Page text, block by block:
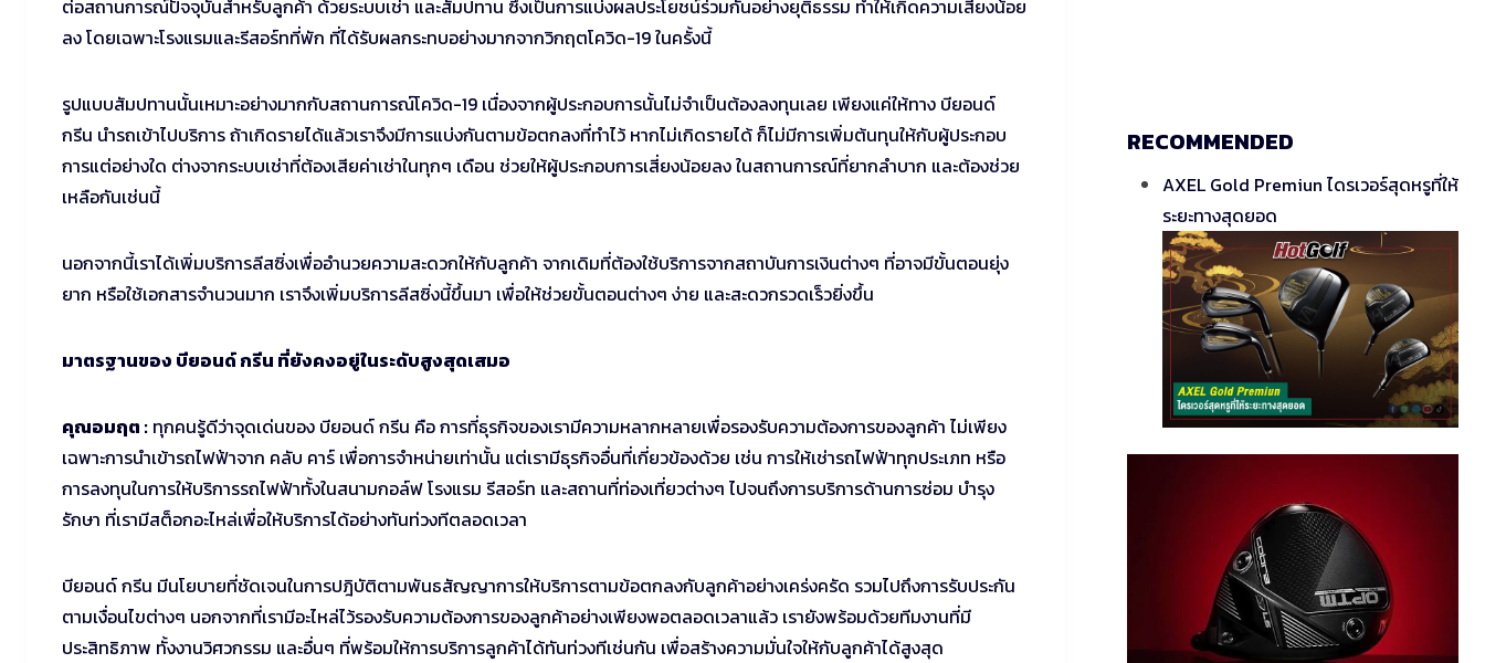
ต่อสถานการณ์ปัจจุบันสำหรับลูกค้า ด้วยระบบเช่า และสัมปทาน ซึ่งเป็นการแบ่งผลประโยชน์ร่วมกันอย่างยุติธรรม ทำให้เกิดความเสี่ยงน้อย
ลง โดยเฉพาะโรงแรมและรีสอร์ทที่พัก ที่ได้รับผลกระทบอย่างมากจากวิกฤตโควิด-19 ในครั้งนี้
รูปแบบสัมปทานนั้นเหมาะอย่างมากกับสถานการณ์โควิด-19 เนื่องจากผู้ประกอบการนั้นไม่จำเป็นต้องลงทุนเลย เพียงแค่ให้ทาง บียอนด์
กรีน นำรถเข้าไปบริการ ถ้าเกิดรายได้แล้วเราจึงมีการแบ่งกันตามข้อตกลงที่ทำไว้ หากไม่เกิดรายได้ ก็ไม่มีการเพิ่มต้นทุนให้กับผู้ประกอบ
การแต่อย่างใด ต่างจากระบบเช่าที่ต้องเสียค่าเช่าในทุกๆ เดือน ช่วยให้ผู้ประกอบการเสี่ยงน้อยลง ในสถานการณ์ที่ยากลำบาก และต้องช่วย
เหลือกันเช่นนี้
นอกจากนี้เราได้เพิ่มบริการลีสซิ่งเพื่ออำนวยความสะดวกให้กับลูกค้า จากเดิมที่ต้องใช้บริการจากสถาบันการเงินต่างๆ ที่อาจมีขั้นตอนยุ่ง
ยาก หรือใช้เอกสารจำนวนมาก เราจึงเพิ่มบริการลีสซิ่งนี้ขึ้นมา เพื่อให้ช่วยขั้นตอนต่างๆ ง่าย และสะดวกรวดเร็วยิ่งขึ้น
มาตรฐานของ บียอนด์ กรีน ที่ยังคงอยู่ในระดับสูงสุดเสมอ
คุณอมฤต : ทุกคนรู้ดีว่าจุดเด่นของ บียอนด์ กรีน คือ การที่ธุรกิจของเรามีความหลากหลายเพื่อรองรับความต้องการของลูกค้า ไม่เพียง
เฉพาะการนำเข้ารถไฟฟ้าจาก คลับ คาร์ เพื่อการจำหน่ายเท่านั้น แต่เรามีธุรกิจอื่นที่เกี่ยวข้องด้วย เช่น การให้เช่ารถไฟฟ้าทุกประเภท หรือ
การลงทุนในการให้บริการรถไฟฟ้าทั้งในสนามกอล์ฟ โรงแรม รีสอร์ท และสถานที่ท่องเที่ยวต่างๆ ไปจนถึงการบริการด้านการซ่อม บำรุง
รักษา ที่เรามีสต็อกอะไหล่เพื่อให้บริการได้อย่างทันท่วงทีตลอดเวลา
บียอนด์ กรีน มีนโยบายที่ชัดเจนในการปฎิบัติตามพันธสัญญาการให้บริการตามข้อตกลงกับลูกค้าอย่างเคร่งครัด รวมไปถึงการรับประกัน
ตามเงื่อนไขต่างๆ นอกจากที่เรามีอะไหล่ไว้รองรับความต้องการของลูกค้าอย่างเพียงพอตลอดเวลาแล้ว เรายังพร้อมด้วยทีมงานที่มี
ประสิทธิภาพ ทั้งงานวิศวกรรม และอื่นๆ ที่พร้อมให้การบริการลูกค้าได้ทันท่วงทีเช่นกัน เพื่อสร้างความมั่นใจให้กับลูกค้าได้สูงสุด
RECOMMENDED
AXEL Gold Premiun ไดรเวอร์สุดหรูที่ให้
ระยะทางสุดยอด